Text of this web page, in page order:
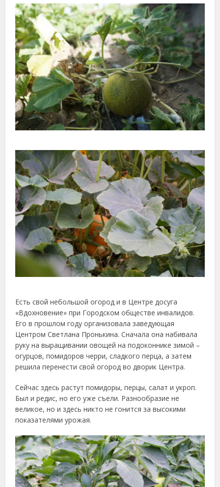
Есть свой небольшой огород и в Центре досуга
«Вдохновение» при Городском обществе инвалидов.
Его в прошлом году организовала заведующая
Центром Светлана Пронькина. Сначала она набивала
руку на выращивании овощей на подоконнике зимой –
огурцов, помидоров черри, сладкого перца, а затем
решила перенести свой огород во дворик Центра.
Сейчас здесь растут помидоры, перцы, салат и укроп.
Был и редис, но его уже съели. Разнообразие не
великое, но и здесь никто не гонится за высокими
показателями урожая.